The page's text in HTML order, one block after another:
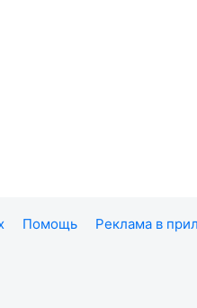
Помощь Реклама в